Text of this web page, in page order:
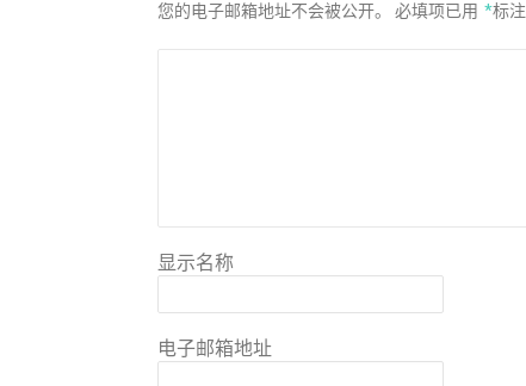
您的电子邮箱地址不会被公开。 必填项已用 *标注
显示名称
电子邮箱地址